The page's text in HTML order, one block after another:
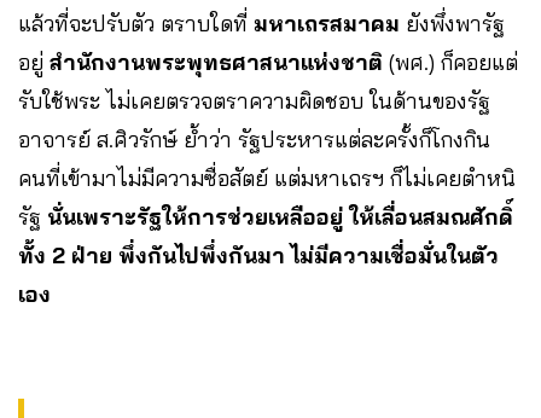
แล้วที่จะปรับตัว ตราบใดที่ มหาเถรสมาคม ยังพึ่งพารัฐ
อยู่ สำนักงานพระพุทธศาสนาแห่งชาติ (พศ.) ก็คอยแต่
รับใช้พระ ไม่เคยตรวจตราความผิดชอบ ในด้านของรัฐ
อาจารย์ ส.ศิวรักษ์ ย้ำว่า รัฐประหารแต่ละครั้งก็โกงกิน
คนที่เข้ามาไม่มีความซื่อสัตย์ แต่มหาเถรฯ ก็ไม่เคยตำหนิ
รัฐ นั่นเพราะรัฐให้การช่วยเหลืออยู่ ให้เลื่อนสมณศักดิ์
ทั้ง 2 ฝ่าย พึ่งกันไปพึ่งกันมา ไม่มีความเชื่อมั่นในตัว
เอง